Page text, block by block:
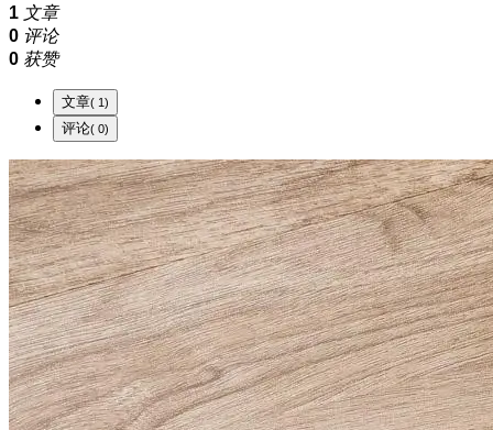
1 文章
0 评论
0 获赞
文章 ( 1)
评论 ( 0)